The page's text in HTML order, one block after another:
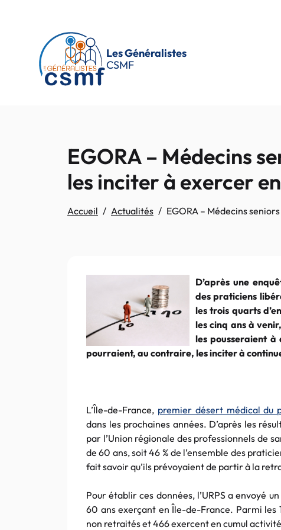
Les Généralistes
CSMF
EGORA – Médecins
les inciter à exercer
Accueil Actualités EGORA – Médecins
D’après une
des praticiens
les trois quarts
les cinq ans à
les pousseraient
pourraient, au contraire, les inciter à
L’Île-de-France, premier désert médical du
dans les prochaines années. D’après les
par l’Union régionale des professionnels de
de 60 ans, soit 46 % de l’ensemble des
fait savoir qu’ils prévoyaient de partir à la
Pour établir ces données, l’URPS a envoyé
60 ans exerçant en Île-de-France. Parmi les
non retraités et 466 exercent en cumul